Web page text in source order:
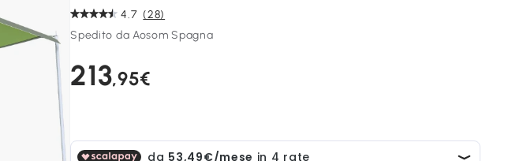
4.7 (28)
Spedito da Aosom Spagna
213,95€